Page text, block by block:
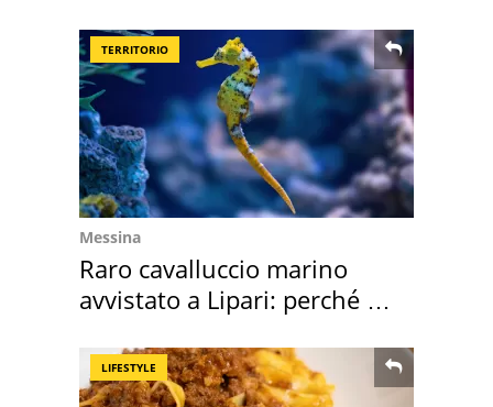
TERRITORIO
Messina
Raro cavalluccio marino
avvistato a Lipari: perché è
LIFESTYLE